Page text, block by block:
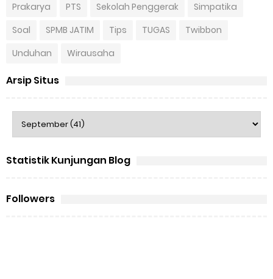
Prakarya
PTS Sekolah Penggerak
Simpatika
Soal
SPMB JATIM Tips TUGAS
Twibbon
Unduhan
Wirausaha
Arsip Situs
Statistik Kunjungan Blog
Followers